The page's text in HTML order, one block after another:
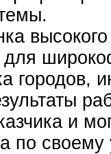
для
городов,
и
по